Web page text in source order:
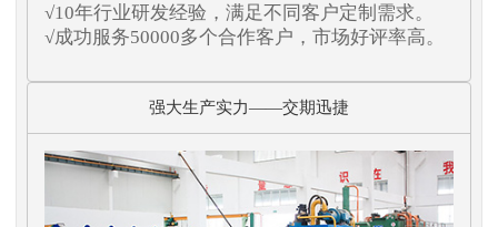
√10年行业研发经验，满足不同客户定制需求。
√成功服务50000多个合作客户，市场好评率高。
强大生产实力——交期迅捷